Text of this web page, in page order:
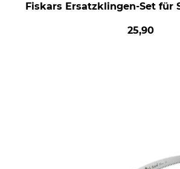
Fiskars Ersatzklingen-Set für
25,90